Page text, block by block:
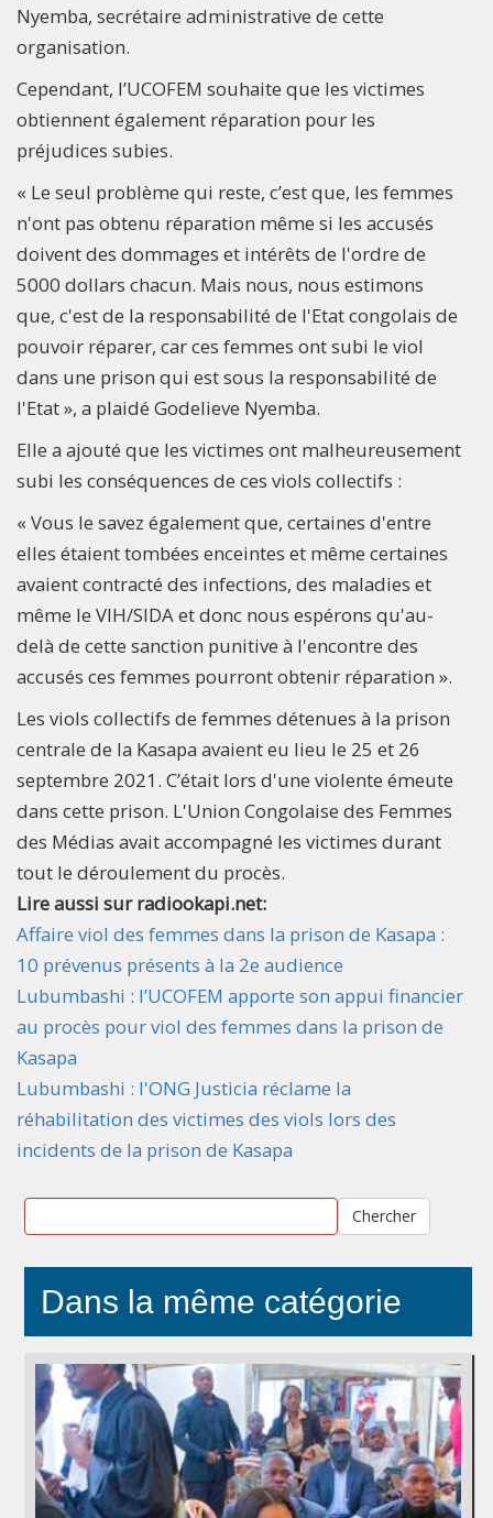
Nyemba, secrétaire administrative de cette
organisation.
Cependant, l’UCOFEM souhaite que les victimes
obtiennent également réparation pour les
préjudices subies.
« Le seul problème qui reste, c’est que, les femmes
n'ont pas obtenu réparation même si les accusés
doivent des dommages et intérêts de l'ordre de
5000 dollars chacun. Mais nous, nous estimons
que, c'est de la responsabilité de l'Etat congolais de
pouvoir réparer, car ces femmes ont subi le viol
dans une prison qui est sous la responsabilité de
l'Etat », a plaidé Godelieve Nyemba.
Elle a ajouté que les victimes ont malheureusement
subi les conséquences de ces viols collectifs :
« Vous le savez également que, certaines d'entre
elles étaient tombées enceintes et même certaines
avaient contracté des infections, des maladies et
même le VIH/SIDA et donc nous espérons qu'au-
delà de cette sanction punitive à l'encontre des
accusés ces femmes pourront obtenir réparation ».
Les viols collectifs de femmes détenues à la prison
centrale de la Kasapa avaient eu lieu le 25 et 26
septembre 2021. C’était lors d'une violente émeute
dans cette prison. L'Union Congolaise des Femmes
des Médias avait accompagné les victimes durant
tout le déroulement du procès.
Lire aussi sur radiookapi.net:
Affaire viol des femmes dans la prison de Kasapa :
10 prévenus présents à la 2e audience
Lubumbashi : l’UCOFEM apporte son appui financier
au procès pour viol des femmes dans la prison de
Kasapa
Lubumbashi : l'ONG Justicia réclame la
réhabilitation des victimes des viols lors des
incidents de la prison de Kasapa
Chercher
Dans la même catégorie